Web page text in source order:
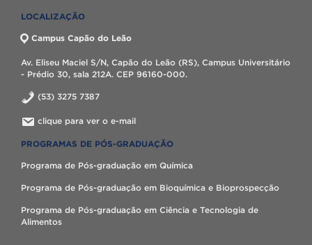
LOCALIZAÇÃO
Campus Capão do Leão
Av. Eliseu Maciel S/N, Capão do Leão (RS), Campus Universitário
- Prédio 30, sala 212A. CEP 96160-000.
(53) 3275 7387
clique para ver o e-mail
PROGRAMAS DE PÓS-GRADUAÇÃO
Programa de Pós-graduação em Química
Programa de Pós-graduação em Bioquímica e Bioprospecção
Programa de Pós-graduação em Ciência e Tecnologia de
Alimentos